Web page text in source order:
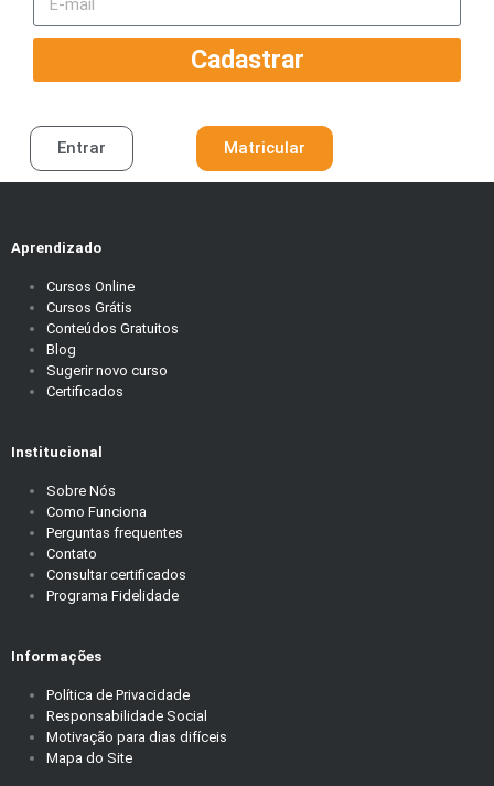
Cadastrar
Entrar Matricular
Aprendizado
Cursos Online
Cursos Grátis
Conteúdos Gratuitos
Blog
Sugerir novo curso
Certificados
Institucional
Sobre Nós
Como Funciona
Perguntas frequentes
Contato
Consultar certificados
Programa Fidelidade
Informações
Política de Privacidade
Responsabilidade Social
Motivação para dias difíceis
Mapa do Site